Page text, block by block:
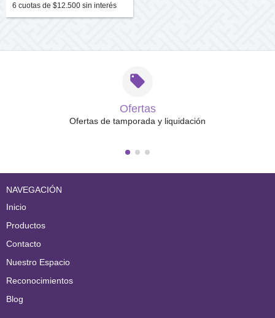
6 cuotas de $12.500 sin interés
Ofertas
Ofertas de tamporada y liquidación
NAVEGACIÓN
Inicio
Productos
Contacto
Nuestro Espacio
Reconocimientos
Blog